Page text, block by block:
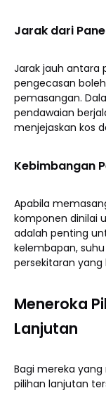
Jarak dari
Jarak jauh antara
pengecasan
pemasangan.
pendawaian
menjejaskan kos
Kebimbangan
Apabila
komponen dinilai
adalah penting
kelembapan,
persekitaran yang
Meneroka
Lanjutan
Bagi mereka
pilihan lanjutan